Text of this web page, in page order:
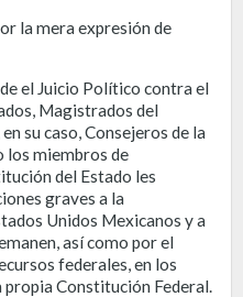
la mera expresión de
el Juicio Político contra el
Magistrados del
su caso, Consejeros de la
los miembros de
del Estado les
graves a la
Unidos Mexicanos y a
así como por el
federales, en los
Constitución Federal.